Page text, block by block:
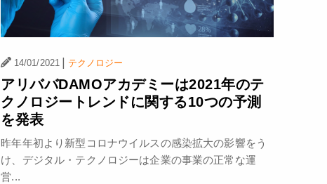
14/01/2021 | テクノロジー
アリババDAMOアカデミーは2021年のテ
クノロジートレンドに関する10つの予測
を発表
昨年年初より新型コロナウイルスの感染拡大の影響をう
け、デジタル・テクノロジーは企業の事業の正常な運
営...